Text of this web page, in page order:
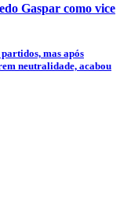
Gaspar como vice
mas após
neutralidade, acabou